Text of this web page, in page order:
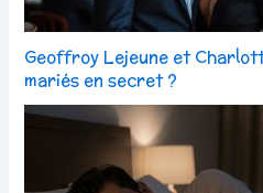
Geoffroy Lejeune et
mariés en secret ?